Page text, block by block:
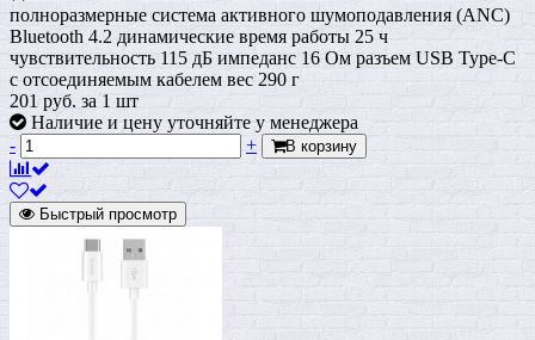
полноразмерные система активного шумоподавления (ANC)
Bluetooth 4.2 динамические время работы 25 ч
чувствительность 115 дБ импеданс 16 Ом разъем USB Type-C
с отсоединяемым кабелем вес 290 г
201 руб. за 1 шт
Наличие и цену уточняйте у менеджера
-
+ В корзину
Быстрый просмотр